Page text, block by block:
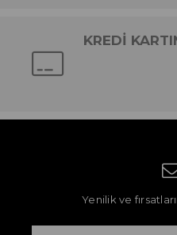
KREDİ
Yenilik ve